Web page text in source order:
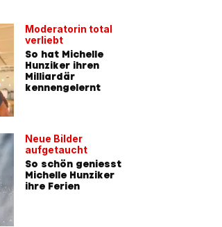
Moderatorin total
verliebt
So hat Michelle
Hunziker ihren
Milliardär
kennengelernt
Neue Bilder
aufgetaucht
So schön geniesst
Michelle Hunziker
ihre Ferien